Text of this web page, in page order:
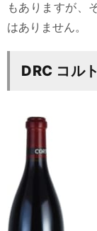
もありますが、
はありません。
DRC コル